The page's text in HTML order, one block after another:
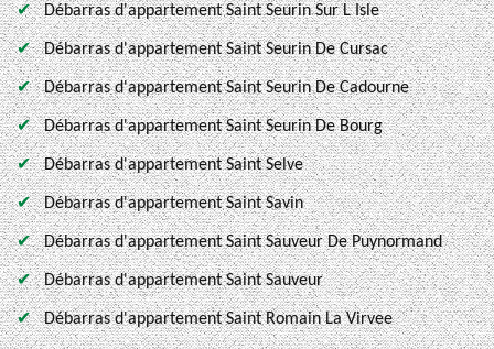
Débarras d'appartement Saint Seurin Sur L Isle
Débarras d'appartement Saint Seurin De Cursac
Débarras d'appartement Saint Seurin De Cadourne
Débarras d'appartement Saint Seurin De Bourg
Débarras d'appartement Saint Selve
Débarras d'appartement Saint Savin
Débarras d'appartement Saint Sauveur De Puynormand
Débarras d'appartement Saint Sauveur
Débarras d'appartement Saint Romain La Virvee